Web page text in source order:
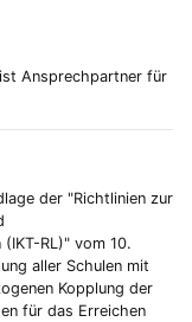
Ansprechpartner für
der "Richtlinien zur
RL)" vom 10.
aller Schulen mit
Kopplung der
für das Erreichen